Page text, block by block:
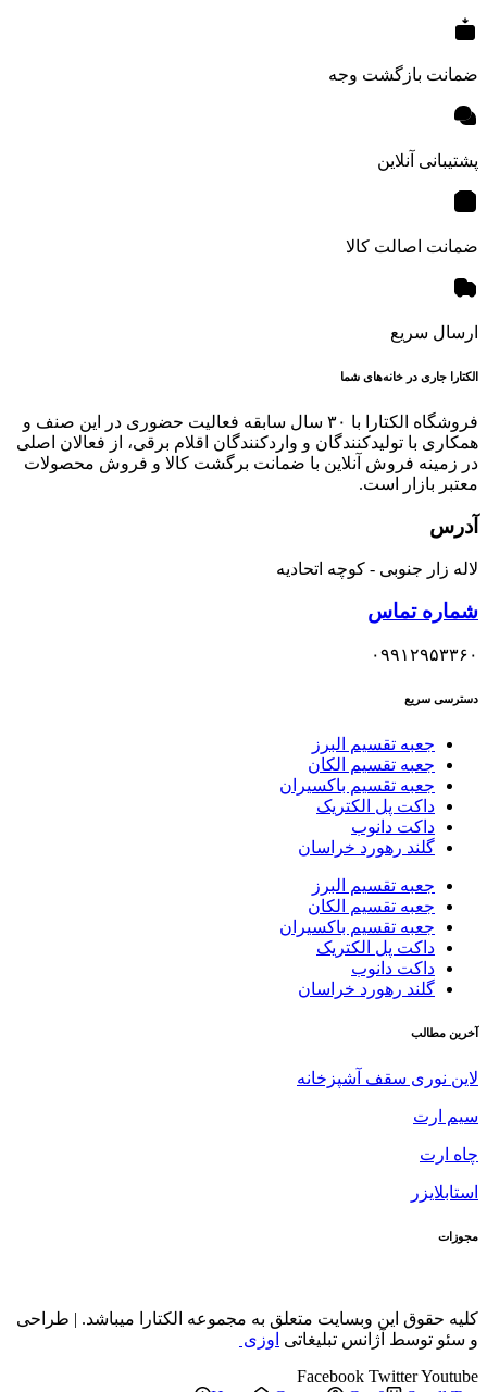
ضمانت بازگشت وجه
پشتیبانی آنلاین
ضمانت اصالت کالا
ارسال سریع
الکتارا جاری در خانه‌های شما
فروشگاه الکتارا با ۳۰ سال سابقه فعالیت حضوری در این صنف و
همکاری با تولیدکنندگان و واردکنندگان اقلام برقی، از فعالان اصلی
در زمینه فروش آنلاین با ضمانت برگشت کالا و فروش محصولات
معتبر بازار است.
آدرس
لاله زار جنوبی - کوچه اتحادیه
شماره تماس
۰۹۹۱۲۹۵۳۳۶۰
دسترسی سریع
جعبه تقسیم البرز
جعبه تقسیم الکان
جعبه تقسیم باکسیران
داکت پل الکتریک
داکت دانوب
گلند رهورد خراسان
جعبه تقسیم البرز
جعبه تقسیم الکان
جعبه تقسیم باکسیران
داکت پل الکتریک
داکت دانوب
گلند رهورد خراسان
آخرین مطالب
لاین نوری سقف آشپزخانه
سیم ارت
چاه ارت
استابلایزر
مجوزات
کلیه حقوق این وبسایت متعلق به مجموعه الکتارا میباشد. | طراحی
و سئو توسط آژانس تبلیغاتی اوزی
Facebook TwitterYoutube